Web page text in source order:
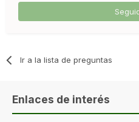
Ir a la lista de preguntas
Enlaces de interés